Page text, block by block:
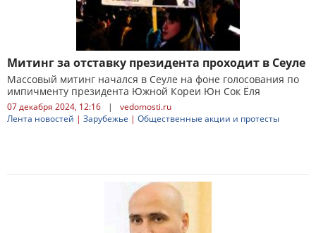
Митинг за отставку президента проходит в Сеуле
Массовый митинг начался в Сеуле на фоне голосования по
импичменту президента Южной Кореи Юн Сок Ёля
07 декабря 2024, 12:16 |
vedomosti.ru
Лента новостей | Зарубежье | Общественные акции и протесты